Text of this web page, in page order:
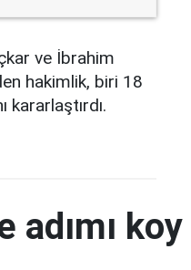
ve İbrahim
hakimlik, biri 18
kararlaştırdı.